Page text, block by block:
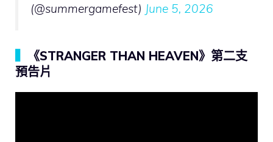
(@summergamefest) June 5, 2026
《STRANGER THAN HEAVEN》第二支
預告片